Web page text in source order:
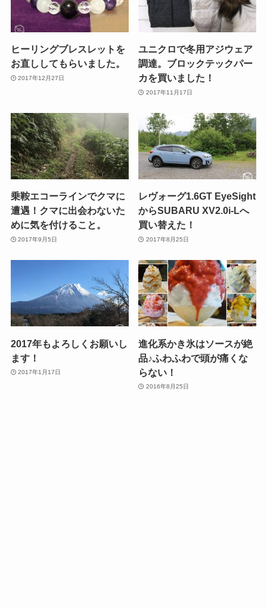
ヒーリングブレスレットを
お直ししてもらいました。
2017年12月27日
ユニクロで冬用アジウェア
調達。ブロックテックパー
カを買いました！
2017年11月17日
乗鞍エコーラインでクマに
遭遇！クマに出会わないた
めに気を付けること。
2017年9月5日
レヴォーグ1.6GT EyeSight
からSUBARU XV2.0i-Lへ
買い替えた！
2017年8月25日
2017年もよろしくお願いし
ます！
2017年1月17日
進化系かき氷はソースが絶
品♪ふわふわで頭が痛くな
らない！
2016年8月25日